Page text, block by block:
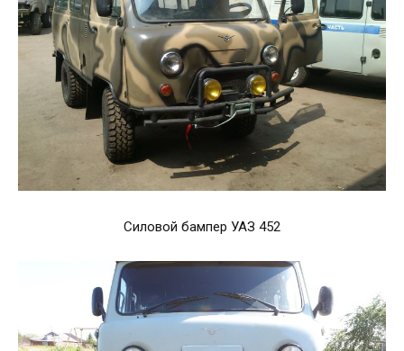
Силовой бампер УАЗ 452